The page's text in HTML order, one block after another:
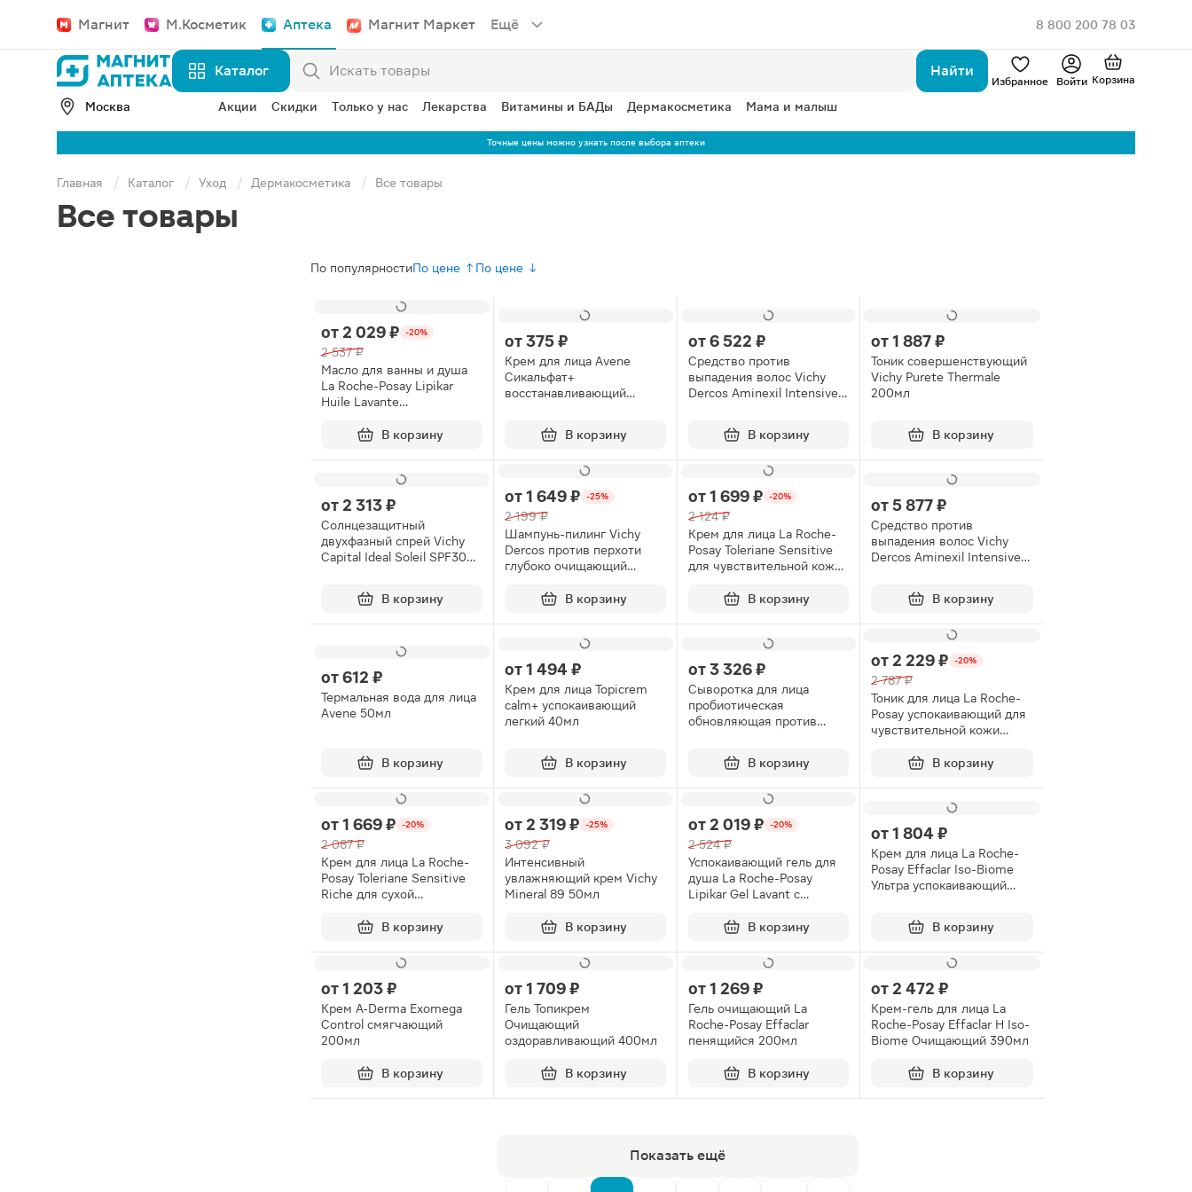
Магнит М.Косметик Аптека Магнит Маркет Ещё 8 800 200 78 03
Каталог Найти
Избранное Войти Корзина
Москва Акции Скидки Только у нас Лекарства Витамины и БАДы Дермакосметика Мама и малыш
Точные цены можно узнать после выбора аптеки
Главная Каталог Уход Дермакосметика Все товары
Все товары
По популярностиПо цене ↑ По цене ↓
от 2 029 ₽ -20%
2 537 ₽
Масло для ванны и душа
La Roche-Posay Lipikar
Huile Lavante
смягчающее 400мл
В корзину
от375 ₽
Крем для лица Avene
Сикальфат+
восстанавливающий
В корзину
от6 522 ₽
Средство против
выпадения волос Vichy
Dercos Aminexil Intensive 5
В корзину
от1 887 ₽
Тоник совершенствующий
Vichy Purete Thermale
200мл
В корзину
от 2 313 ₽
Солнцезащитный
двухфазный спрей Vichy
Capital Ideal Soleil SPF30
В корзину
от1 649 ₽ -25%
2 199 ₽
Шампунь-пилинг Vichy
Dercos против перхоти
глубоко очищающий
В корзину
от1 699 ₽ -20%
2 124 ₽
Крем для лица La Roche-
Posay Toleriane Sensitive
для чувствительной кожи
В корзину
от5 877 ₽
Средство против
выпадения волос Vichy
Dercos Aminexil Intensive 5
В корзину
от612 ₽
Термальная вода для лица
Avene 50мл
В корзину
от1 494 ₽
Крем для лица Topicrem
calm+ успокаивающий
легкий 40мл
В корзину
от3 326 ₽
Сыворотка для лица
пробиотическая
обновляющая против
Vichy Normaderm 30мл
В корзину
от 2 229 ₽ -20%
2 787 ₽
Тоник для лица La Roche-
Posay успокаивающий для
чувствительной кожи
В корзину
от1 669 ₽ -20%
2 087 ₽
Крем для лица La Roche-
Posay Toleriane Sensitive
Riche для сухой
В корзину
от 2 319 ₽ -25%
3 092 ₽
Интенсивный
увлажняющий крем Vichy
Mineral 89 50мл
В корзину
от 2 019 ₽ -20%
2 524 ₽
Успокаивающий гель для
душа La Roche-Posay
Lipikar Gel Lavant с
400мл
В корзину
от1 804 ₽
Крем для лица La Roche-
Posay Effaclar Iso-Biome
Ультра успокаивающий
В корзину
от1 203 ₽
Крем A-Derma Exomega
Control смягчающий
200мл
В корзину
от1 709 ₽
Гель Топикрем
Очищающий
оздоравливающий 400мл
В корзину
от1 269 ₽
Гель очищающий La
Roche-Posay Effaclar
пенящийся 200мл
В корзину
от 2 472 ₽
Крем-гель для лица La
Roche-Posay Effaclar Н Iso-
Biome Очищающий 390мл
В корзину
Показать ещё